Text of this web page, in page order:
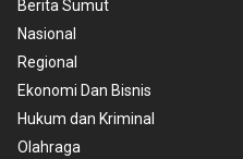
Berita Sumut
Nasional
Regional
Ekonomi Dan Bisnis
Hukum dan Kriminal
Olahraga